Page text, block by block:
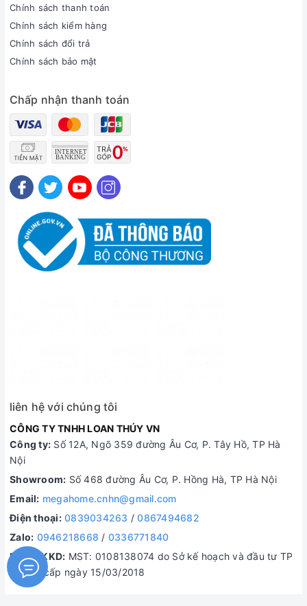
Chính sách thanh toán
Chính sách kiểm hàng
Chính sách đổi trả
Chính sách bảo mật
Chấp nhận thanh toán
liên hệ với chúng tôi
CÔNG TY TNHH LOAN THÚY VN
Công ty: Số 12A, Ngõ 359 đường Âu Cơ, P. Tây Hồ, TP Hà
Nội
Showroom: Số 468 đường Âu Cơ, P. Hồng Hà, TP Hà Nội
Email: megahome.cnhn@gmail.com
Điện thoại: 0839034263 /0867494682
Zalo: 0946218668 / 0336771840
MST/ĐKKD: MST: 0108138074 do Sở kế hoạch và đầu tư TP
Hà Nội cấp ngày 15/03/2018